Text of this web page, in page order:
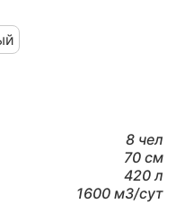
8 чел
70 см
420 л
1600 м3/cут